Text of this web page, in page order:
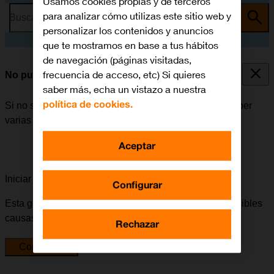
Busca por problema o tema
No puedo instalar una app
Si no se puede instalar una app en el móvil, puede haber
varias causas posibles al problema.
Iniciar la guía para solucionar tu problema
Esta guía te va a conducir a través de una serie de posibles
causas y soluciones al problema.
Comenzar
para analizar cómo utilizas este sitio web y
personalizar los contenidos y anuncios
que te mostramos en base a tus hábitos
de navegación (páginas visitadas,
frecuencia de acceso, etc) Si quieres
saber más, echa un vistazo a nuestra
política de cookies.
Configurar
Rechazar
Aceptar